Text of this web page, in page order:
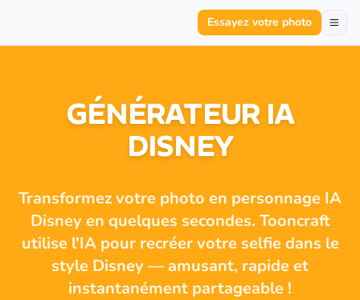
Essayez votre photo
GÉNÉRATEUR IA
DISNEY
Transformez votre photo en personnage IA
Disney en quelques secondes. Tooncraft
utilise l'IA pour recréer votre selfie dans le
style Disney — amusant, rapide et
instantanément partageable !